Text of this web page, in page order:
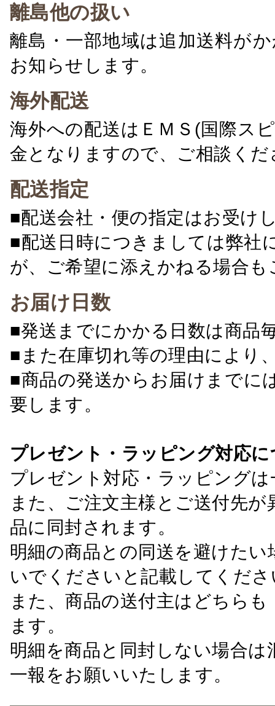
離島他の扱い
離島・一部地域は追加送料が
お知らせします。
海外配送
海外への配送はＥＭＳ(国際ス
金となりますので、ご相談くだ
配送指定
■配送会社・便の指定はお受け
■配送日時につきましては弊社
が、ご希望に添えかねる場合
お届け日数
■発送までにかかる日数は商品
■また在庫切れ等の理由により
■商品の発送からお届けまでに
要します。
プレゼント・ラッピング対応
プレゼント対応・ラッピング
また、ご注文主様とご送付先
品に同封されます。
明細の商品との同送を避けた
いでくださいと記載してくださ
また、商品の送付主はどちら
ます。
明細を商品と同封しない場合
一報をお願いいたします。